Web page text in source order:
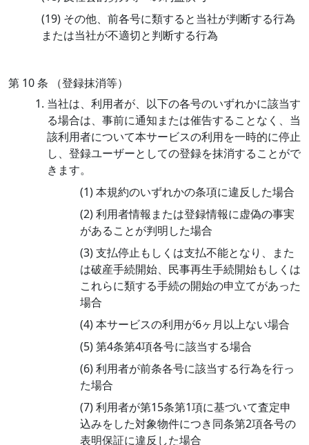
(19) その他、前各号に類すると当社が判断する行為
または当社が不適切と判断する行為
第 10 条 （登録抹消等）
当社は、利用者が、以下の各号のいずれかに該当す
る場合は、事前に通知または催告することなく、当
該利用者について本サービスの利用を一時的に停止
し、登録ユーザーとしての登録を抹消することがで
きます。
(1) 本規約のいずれかの条項に違反した場合
(2) 利用者情報または登録情報に虚偽の事実
があることが判明した場合
(3) 支払停止もしくは支払不能となり、また
は破産手続開始、民事再生手続開始もしくは
これらに類する手続の開始の申立てがあった
場合
(4) 本サービスの利用が6ヶ月以上ない場合
(5) 第4条第4項各号に該当する場合
(6) 利用者が前条各号に該当する行為を行っ
た場合
(7) 利用者が第15条第1項に基づいて査定申
込みをした対象物件につき同条第2項各号の
表明保証に違反した場合